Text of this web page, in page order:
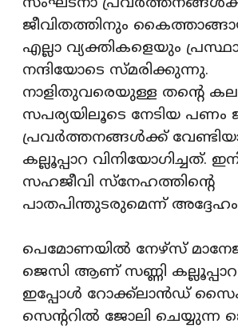
സംഘടനാ
ജീവിതത്തിനും
എല്ലാ വ്യക്തികളെയും
നന്ദിയോടെ സ്മരിക്കുന്നു.
നാളിതുവരെയുള്ള തന്റെ
സപര്യയിലൂടെ നേടിയ പണം
പ്രവര്‍ത്തനങ്ങള്‍ക്ക്
കല്ലൂപ്പാറ വിനിയോഗിച്ചത്.
സഹജീവി സ്‌നേഹത്തിന്റെ
പാതപിന്തുടരുമെന്ന് അദ്ദേഹം
പെമോണയില്‍ നേഴ്‌സ്
ജെസി ആണ് സണ്ണി
ഇപ്പോള്‍ റോക്ക്ലാന്‍ഡ്
സെന്ററില്‍ ജോലി ചെയ്യുന്ന